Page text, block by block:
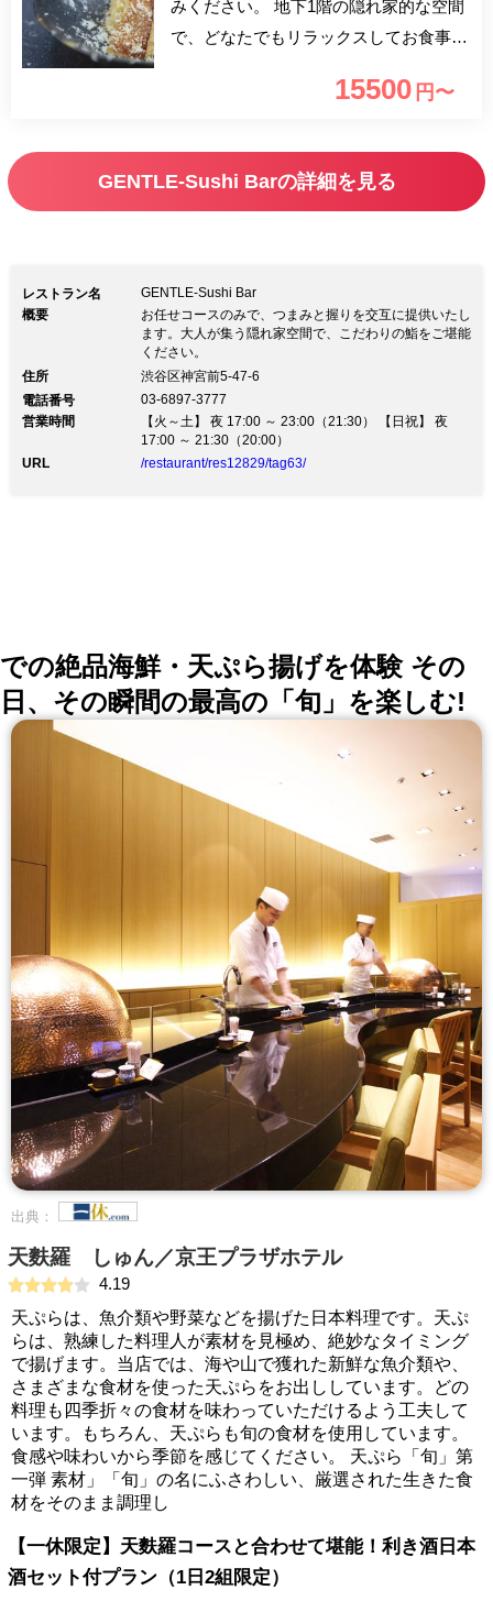
みください。 地下1階の隠れ家的な空間
で、どなたでもリラックスしてお食事を
ンターで、板前とのコミュニケーション
握りを交互にご提供します。職人が魅せ
るこだわりの魚介料理を存分にご堪能い
る一休限定プランをご用意しました。
15500 円〜
GENTLE-Sushi Barの詳細を見る
レストラン名
GENTLE-Sushi Bar
概要
お任せコースのみで、つまみと握りを交互に提供いたし
ます。大人が集う隠れ家空間で、こだわりの鮨をご堪能
ください。
住所
渋谷区神宮前5-47-6
電話番号
03-6897-3777
営業時間
【火～土】 夜 17:00 ～ 23:00（21:30） 【日祝】 夜
17:00 ～ 21:30（20:00）
URL
/restaurant/res12829/tag63/
での絶品海鮮・天ぷら揚げを体験 その
日、その瞬間の最高の「旬」を楽しむ!
出典：
天麩羅 しゅん／京王プラザホテル
4.19
天ぷらは、魚介類や野菜などを揚げた日本料理です。天ぷ
らは、熟練した料理人が素材を見極め、絶妙なタイミング
で揚げます。当店では、海や山で獲れた新鮮な魚介類や、
さまざまな食材を使った天ぷらをお出ししています。どの
料理も四季折々の食材を味わっていただけるよう工夫して
います。もちろん、天ぷらも旬の食材を使用しています。
食感や味わいから季節を感じてください。 天ぷら「旬」第
一弾 素材」「旬」の名にふさわしい、厳選された生きた食
材をそのまま調理し
【一休限定】天麩羅コースと合わせて堪能！利き酒日本
酒セット付プラン（1日2組限定）